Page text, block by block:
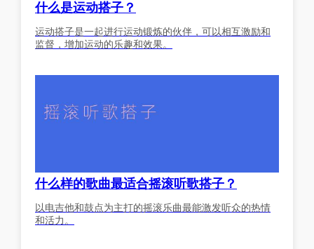
什么是运动搭子？
运动搭子是一起进行运动锻炼的伙伴，可以相互激励和
监督，增加运动的乐趣和效果。
什么样的歌曲最适合摇滚听歌搭子？
以电吉他和鼓点为主打的摇滚乐曲最能激发听众的热情
和活力。